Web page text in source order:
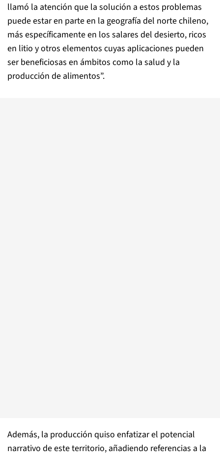
llamó la atención que la solución a estos problemas
puede estar en parte en la geografía del norte chileno,
más específicamente en los salares del desierto, ricos
en litio y otros elementos cuyas aplicaciones pueden
ser beneficiosas en ámbitos como la salud y la
producción de alimentos”.
Además, la producción quiso enfatizar el potencial
narrativo de este territorio, añadiendo referencias a la